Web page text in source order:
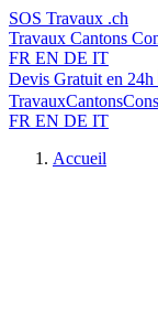
SOS Travaux .ch
Travaux Cantons
FR EN DE IT
Devis Gratuit en 24h
TravauxCantons
FR EN DE IT
Accueil